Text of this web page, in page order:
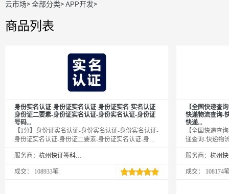
云市场>全部分类>APP开发>
商品列表
身份实名认证-身份证实名认证-身份证实名-实名认证-
身份证二要素-身份证实名认证-身份实名认证-身份证
号码...
【1分】身份证实名认证-身份实名认证-身份实名认证-
身份证实名认证-身份证二要素-身份证实名认证-身份
名-身份证核验-身份证号码-实名认证-身份实名认证-
实名认证-身份证实名认证-身份实名认证-实名认证-实
服务商： 杭州快证签科技有限公司
成交： 108933笔
【全国快递查
快递物流查询-
快递...
【全国快递查
递查询-快递物
查询-快递查询-
递物流查询-快
服务商：
成交： 108174